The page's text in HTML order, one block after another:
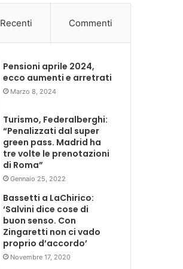
Recenti Commenti
Pensioni aprile 2024,
ecco aumenti e arretrati
Marzo 8, 2024
Turismo, Federalberghi:
“Penalizzati dal super
green pass. Madrid ha
tre volte le prenotazioni
di Roma”
Gennaio 25, 2022
Bassetti a LaChirico:
‘Salvini dice cose di
buon senso. Con
Zingaretti non ci vado
proprio d’accordo’
Novembre 17, 2020